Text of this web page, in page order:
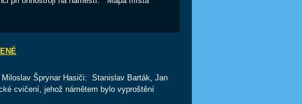
Šprynar Hasiči: Stanislav Barták, Jan
cvičení, jehož námětem bylo vyproštění